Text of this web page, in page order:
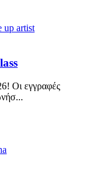
Οι εγγραφές